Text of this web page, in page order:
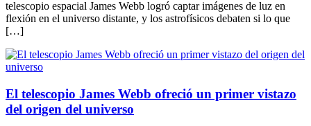
telescopio espacial James Webb logró captar imágenes de luz en
flexión en el universo distante, y los astrofísicos debaten si lo que
[…]
El telescopio James Webb ofreció un primer vistazo
del origen del universo